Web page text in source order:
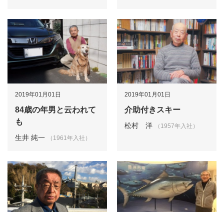
2019年01月01日
84歳の年男と云われて
も
生井 純一 （1961年入社）
2019年01月01日
介助付きスキー
松村 洋 （1957年入社）